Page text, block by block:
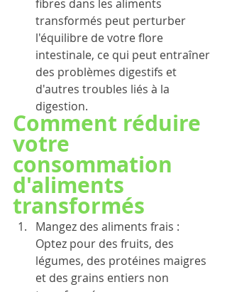
fibres dans les aliments
transformés peut perturber
l'équilibre de votre flore
intestinale, ce qui peut entraîner
des problèmes digestifs et
d'autres troubles liés à la
digestion.
Comment réduire
votre
consommation
d'aliments
transformés
Mangez des aliments frais :
Optez pour des fruits, des
légumes, des protéines maigres
et des grains entiers non